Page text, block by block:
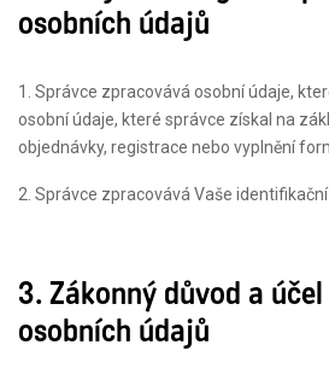
osobních údajů
1. Správce zpracovává osobní údaje,
osobní údaje, které správce získal na
objednávky, registrace nebo vyplnění
2. Správce zpracovává Vaše
3. Zákonný důvod a
osobních údajů